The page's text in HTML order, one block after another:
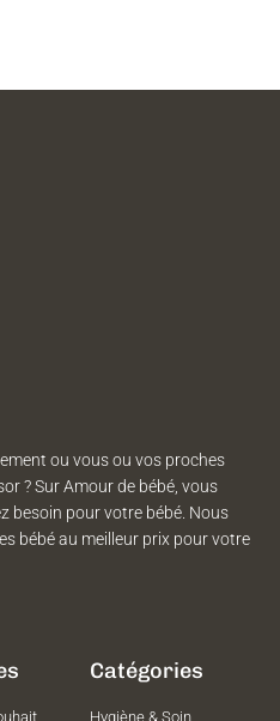
ou vous ou vos proches
? Sur Amour de bébé, vous
besoin pour votre bébé. Nous
bébé au meilleur prix pour votre
Catégories
Hygiène & Soin